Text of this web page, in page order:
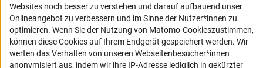
Service und Informationen für Menschen mit Behinderungen
Erklärung zur Barrierefreiheit
Barriere melden
Websites noch besser zu verstehen und darauf aufbauend unser
Onlineangebot zu verbessern und im Sinne der Nutzer*innen zu
optimieren. Wenn Sie der Nutzung von Matomo-Cookieszustimmen,
können diese Cookies auf Ihrem Endgerät gespeichert werden. Wir
werten das Verhalten von unseren Webseitenbesucher*innen
anonymisiert aus, indem wir ihre IP-Adresse lediglich in gekürzter